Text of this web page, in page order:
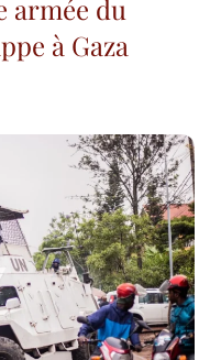
armée du
à Gaza